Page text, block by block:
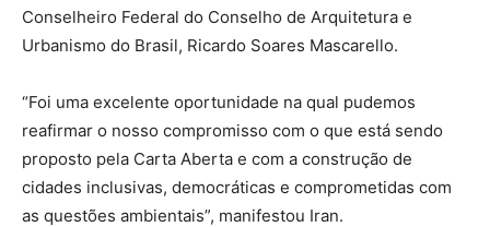
Conselheiro Federal do Conselho de Arquitetura e
Urbanismo do Brasil, Ricardo Soares Mascarello.
“Foi uma excelente oportunidade na qual pudemos
reafirmar o nosso compromisso com o que está sendo
proposto pela Carta Aberta e com a construção de
cidades inclusivas, democráticas e comprometidas com
as questões ambientais”, manifestou Iran.